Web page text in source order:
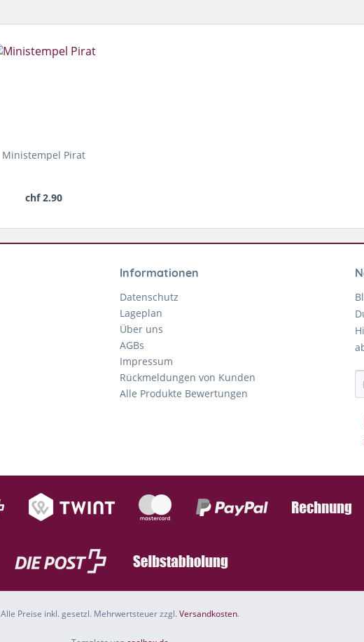
Ministempel Pirat
chf 2.90
Informationen
Datenschutz
Lageplan
Über uns
AGBs
Impressum
Rückmeldungen von Kunden
Alle Produkte Bewertungen
Alle Preise inkl. gesetzl. Mehrwertsteuer zzgl.Versandkosten.